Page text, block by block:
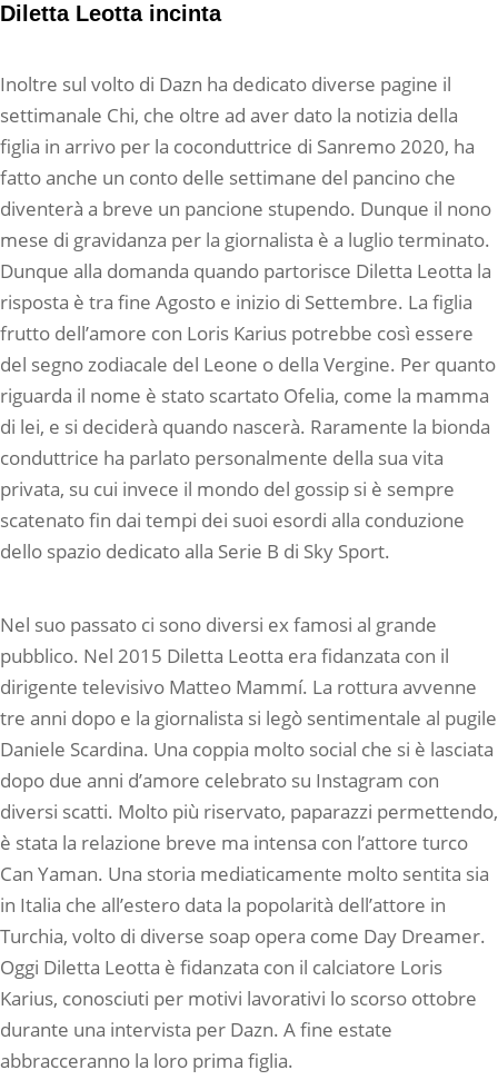
Diletta Leotta incinta
Inoltre sul volto di Dazn ha dedicato diverse pagine il
settimanale Chi, che oltre ad aver dato la notizia della
figlia in arrivo per la coconduttrice di Sanremo 2020, ha
fatto anche un conto delle settimane del pancino che
diventerà a breve un pancione stupendo. Dunque il nono
mese di gravidanza per la giornalista è a luglio terminato.
Dunque alla domanda quando partorisce Diletta Leotta la
risposta è tra fine Agosto e inizio di Settembre. La figlia
frutto dell’amore con Loris Karius potrebbe così essere
del segno zodiacale del Leone o della Vergine. Per quanto
riguarda il nome è stato scartato Ofelia, come la mamma
di lei, e si deciderà quando nascerà. Raramente la bionda
conduttrice ha parlato personalmente della sua vita
privata, su cui invece il mondo del gossip si è sempre
scatenato fin dai tempi dei suoi esordi alla conduzione
dello spazio dedicato alla Serie B di Sky Sport.
Nel suo passato ci sono diversi ex famosi al grande
pubblico. Nel 2015 Diletta Leotta era fidanzata con il
dirigente televisivo Matteo Mammí. La rottura avvenne
tre anni dopo e la giornalista si legò sentimentale al pugile
Daniele Scardina. Una coppia molto social che si è lasciata
dopo due anni d’amore celebrato su Instagram con
diversi scatti. Molto più riservato, paparazzi permettendo,
è stata la relazione breve ma intensa con l’attore turco
Can Yaman. Una storia mediaticamente molto sentita sia
in Italia che all’estero data la popolarità dell’attore in
Turchia, volto di diverse soap opera come Day Dreamer.
Oggi Diletta Leotta è fidanzata con il calciatore Loris
Karius, conosciuti per motivi lavorativi lo scorso ottobre
durante una intervista per Dazn. A fine estate
abbracceranno la loro prima figlia.